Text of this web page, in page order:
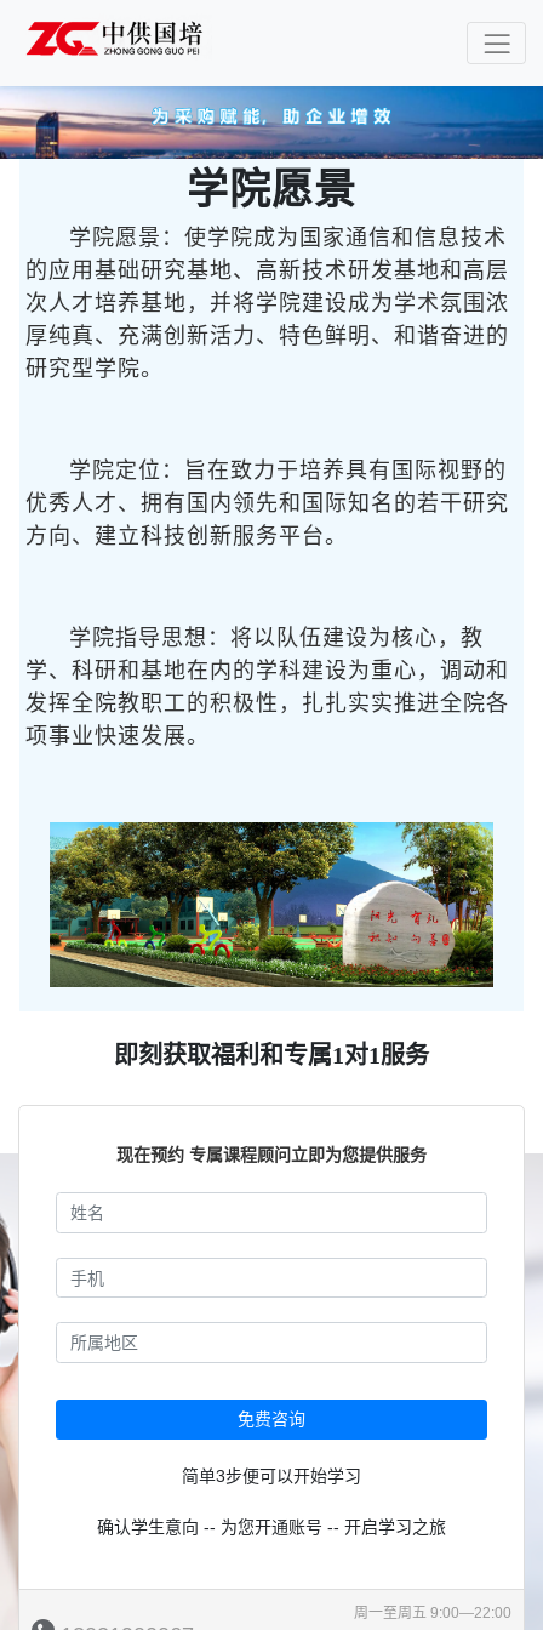
学院愿景
学院愿景：使学院成为国家通信和信息技术
的应用基础研究基地、高新技术研发基地和高层
次人才培养基地，并将学院建设成为学术氛围浓
厚纯真、充满创新活力、特色鲜明、和谐奋进的
研究型学院。
学院定位：旨在致力于培养具有国际视野的
优秀人才、拥有国内领先和国际知名的若干研究
方向、建立科技创新服务平台。
学院指导思想：将以队伍建设为核心，教
学、科研和基地在内的学科建设为重心，调动和
发挥全院教职工的积极性，扎扎实实推进全院各
项事业快速发展。
即刻获取福利和专属1对1服务
现在预约 专属课程顾问立即为您提供服务
免费咨询
简单3步便可以开始学习
确认学生意向 -- 为您开通账号 -- 开启学习之旅
周一至周五 9:00—22:00